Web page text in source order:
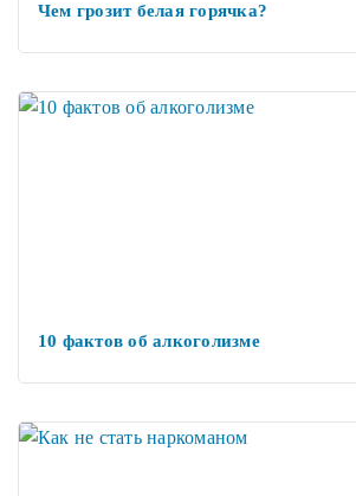
Чем грозит белая горячка?
10 фактов об алкоголизме